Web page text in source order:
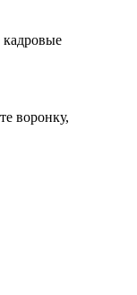
кадровые
воронку,